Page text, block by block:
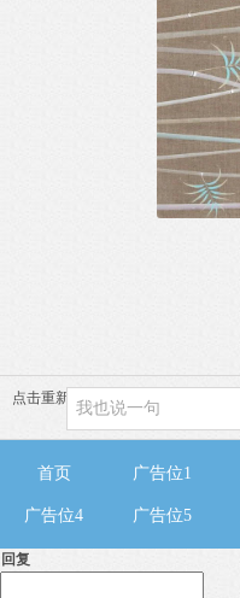
点击重新加载
首页 广告位1
广告位4 广告位5
回复